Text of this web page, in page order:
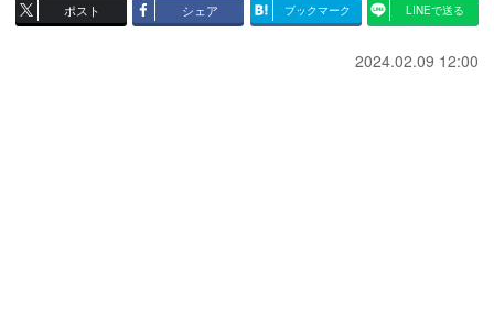
ポスト シェア ブックマーク LINEで送る
2024.02.09 12:00